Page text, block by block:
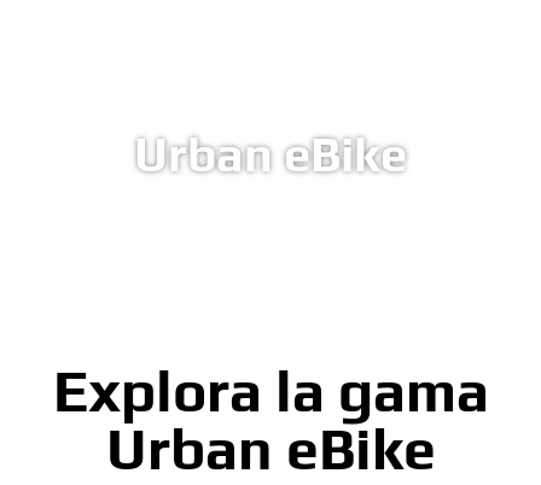
Urban eBike
Explora la gama
Urban eBike